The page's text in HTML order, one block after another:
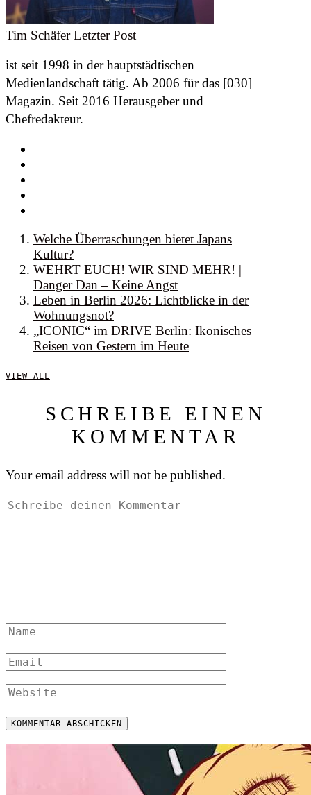
Tim Schäfer Letzter Post
ist seit 1998 in der hauptstädtischen
Medienlandschaft tätig. Ab 2006 für das [030]
Magazin. Seit 2016 Herausgeber und
Chefredakteur.
Welche Überraschungen bietet Japans
Kultur?
WEHRT EUCH! WIR SIND MEHR! |
Danger Dan – Keine Angst
Leben in Berlin 2026: Lichtblicke in der
Wohnungsnot?
„ICONIC“ im DRIVE Berlin: Ikonisches
Reisen von Gestern im Heute
VIEW ALL
SCHREIBE EINEN
KOMMENTAR
Your email address will not be published.